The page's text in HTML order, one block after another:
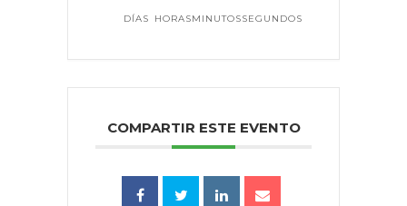
DÍAS HORASMINUTOSSEGUNDOS
COMPARTIR ESTE EVENTO